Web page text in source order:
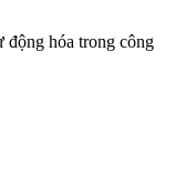
động hóa trong công